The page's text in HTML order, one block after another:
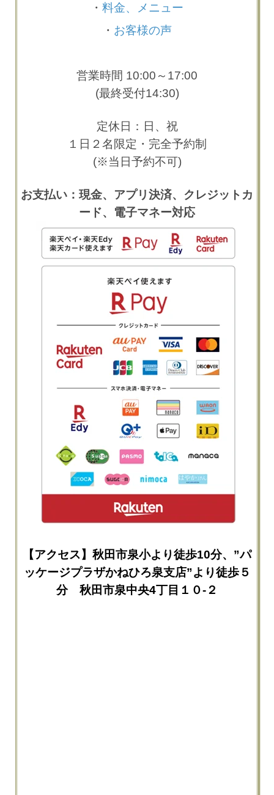
・ 料金、メニュー
・ お客様の声
営業時間 10:00～17:00
(最終受付14:30)
定休日：日、祝
１日２名限定・完全予約制
(※当日予約不可)
お支払い：現金、アプリ決済、クレジットカ
ード、電子マネー対応
【アクセス】秋田市泉小より徒歩10分、”パ
ッケージプラザかねひろ泉支店”より徒歩５
分 秋田市泉中央4丁目１０-２